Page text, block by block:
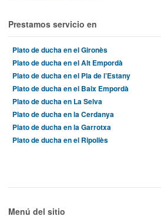
Prestamos servicio en
Plato de ducha en el Gironès
Plato de ducha en el Alt Empordà
Plato de ducha en el Pla de l’Estany
Plato de ducha en el Baix Empordà
Plato de ducha en La Selva
Plato de ducha en la Cerdanya
Plato de ducha en la Garrotxa
Plato de ducha en el Ripollès
Menú del sitio